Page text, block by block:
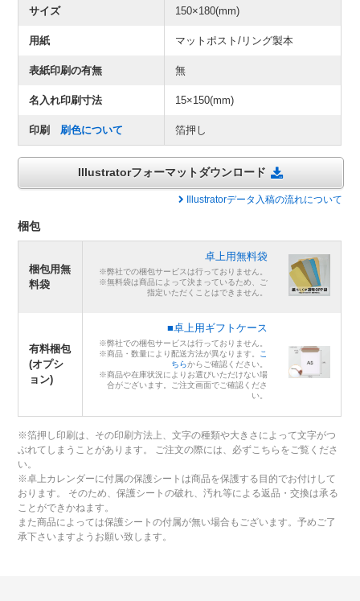
サイズ 150×180(mm)
用紙 マットポスト/リング製本
表紙印刷の有無 無
名入れ印刷寸法 15×150(mm)
印刷 刷色について 箔押し
Illustratorフォーマットダウンロード
Illustratorデータ入稿の流れについて
梱包
梱包用無
料袋
卓上用無料袋
※弊社での梱包サービスは行っておりません。
※無料袋は商品によって決まっているため、ご
指定いただくことはできません。
有料梱包
(オプシ
ョン)
■卓上用ギフトケース
※弊社での梱包サービスは行っておりません。
※商品・数量により配送方法が異なります。
こ
ちらからご確認ください。
※商品や在庫状況によりお選びいただけない場
合がございます。ご注文画面でご確認くださ
い。
※箔押し印刷は、その印刷方法上、文字の種類や大きさによって文字がつ
ぶれてしまうことがあります。 ご注文の際には、必ずこちらをご覧くださ
い。
※卓上カレンダーに付属の保護シートは商品を保護する目的でお付けして
おります。 そのため、保護シートの破れ、汚れ等による返品・交換は承る
ことができかねます。
また商品によっては保護シートの付属が無い場合もございます。予めご了
承下さいますようお願い致します。